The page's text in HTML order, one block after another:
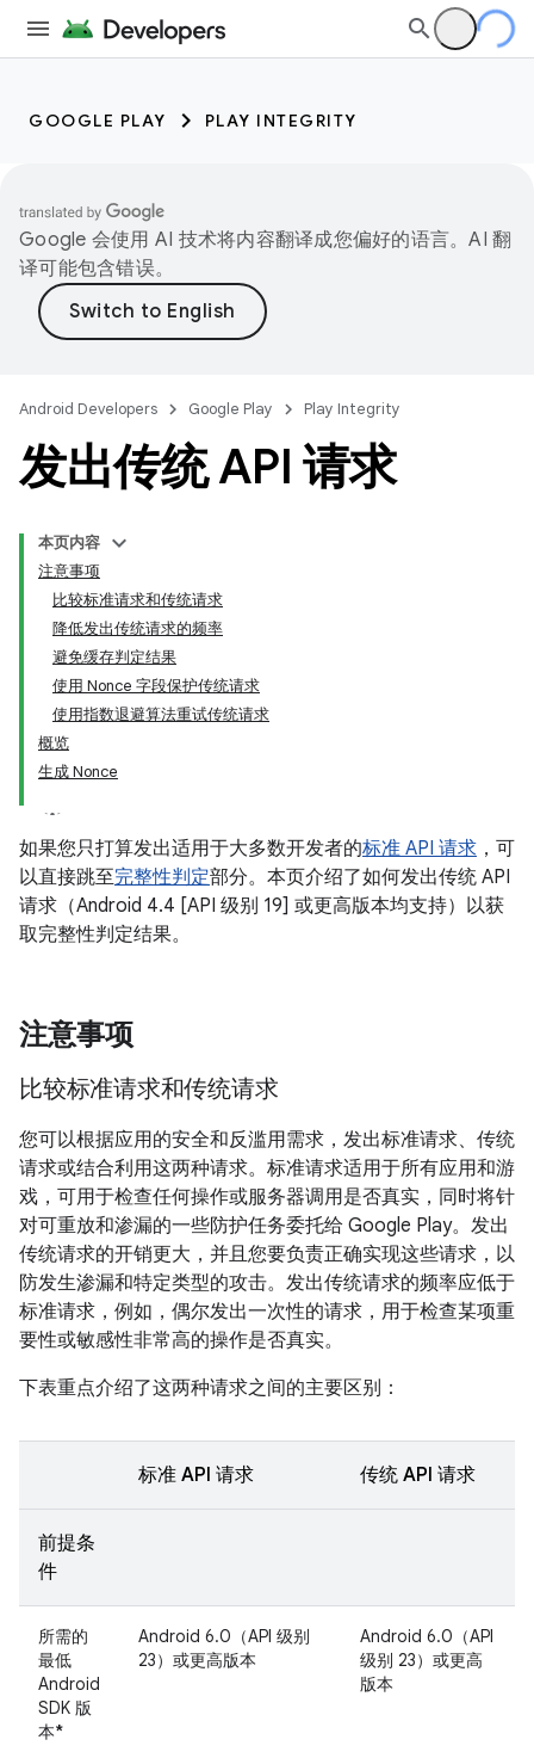
GOOGLE PLAY PLAY INTEGRITY
Google 会使用 AI 技术将内容翻译成您偏好的语言。AI 翻
译可能包含错误。
Android Developers Google Play Play Integrity
发出传统 API 请求
本页内容
注意事项
比较标准请求和传统请求
降低发出传统请求的频率
避免缓存判定结果
使用 Nonce 字段保护传统请求
使用指数退避算法重试传统请求
概览
生成 Nonce
如果您只打算发出适用于大多数开发者的标准 API 请求 ，可
以直接跳至完整性判定部分。本页介绍了如何发出传统 API
请求（Android 4.4 [API 级别 19] 或更高版本均支持）以获
取完整性判定结果。
注意事项
比较标准请求和传统请求
您可以根据应用的安全和反滥用需求，发出标准请求、传统
请求或结合利用这两种请求。标准请求适用于所有应用和游
戏，可用于检查任何操作或服务器调用是否真实，同时将针
对可重放和渗漏的一些防护任务委托给 Google Play。发出
传统请求的开销更大，并且您要负责正确实现这些请求，以
防发生渗漏和特定类型的攻击。发出传统请求的频率应低于
标准请求，例如，偶尔发出一次性的请求，用于检查某项重
要性或敏感性非常高的操作是否真实。
下表重点介绍了这两种请求之间的主要区别：
标准 API 请求 传统 API 请求
前提条
件
所需的
最低
Android
SDK 版
本*
Android 6.0（API 级别
23）或更高版本
Android 6.0（API
级别 23）或更高
版本